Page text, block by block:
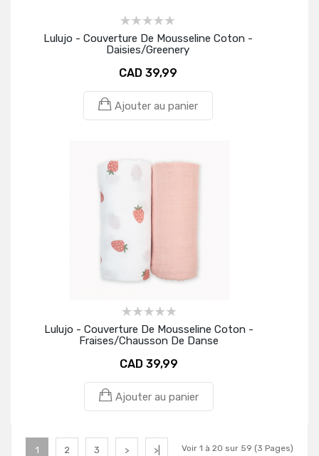
Lulujo - Couverture De Mousseline Coton -
Daisies/Greenery
CAD 39,99
Ajouter au panier
Lulujo - Couverture De Mousseline Coton -
Fraises/Chausson De Danse
CAD 39,99
Ajouter au panier
Voir 1 à 20 sur 59 (3 Pages)
1 2 3 > >|